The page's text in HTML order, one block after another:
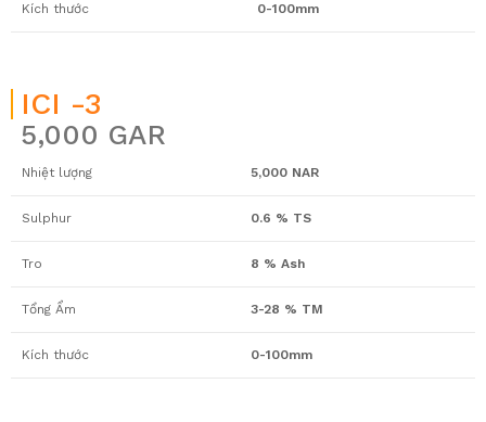
Kích thước 0-100mm
ICI -3
5,000 GAR
Nhiệt lượng 5,000 NAR
Sulphur 0.6 % TS
Tro 8 % Ash
Tổng Ẩm 3-28 % TM
Kích thước 0-100mm